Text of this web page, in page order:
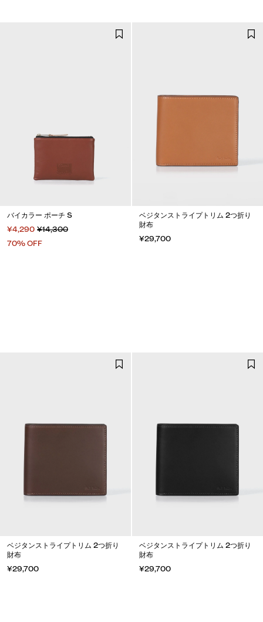
バイカラー ポーチ S
¥4,290 ¥14,300
70% OFF
ベジタンストライプトリム 2つ折り
財布
¥29,700
ベジタンストライプトリム 2つ折り
財布
¥29,700
ベジタンストライプトリム 2つ折り
財布
¥29,700